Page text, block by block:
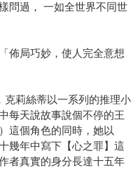
問過， 一如全世界不同世
佈局巧妙，使人完全意想
莉絲蒂以一系列的推理小
每天說故事說個不停的王
這個角色的同時，她以
幾年中寫下【心之罪】這
者真實的身分長達十五年